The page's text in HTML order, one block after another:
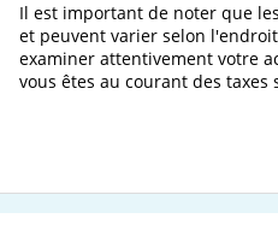
Il est important de noter que
et peuvent varier selon
examiner attentivement votre